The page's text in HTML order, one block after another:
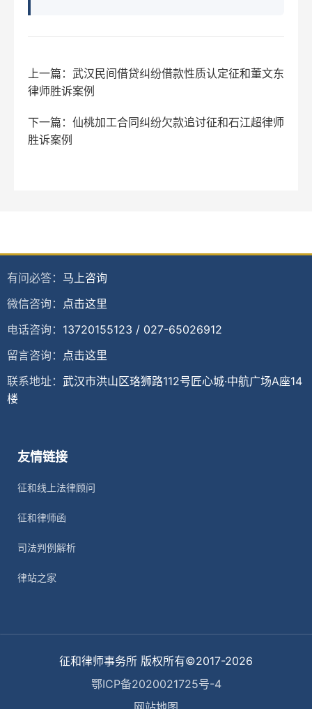
上一篇：武汉民间借贷纠纷借款性质认定征和董文东
律师胜诉案例
下一篇：仙桃加工合同纠纷欠款追讨征和石江超律师
胜诉案例
有问必答： 马上咨询
微信咨询： 点击这里
电话咨询： 13720155123 / 027-65026912
留言咨询： 点击这里
联系地址： 武汉市洪山区珞狮路112号匠心城·中航广场A座14
楼
友情链接
征和线上法律顾问
征和律师函
司法判例解析
律站之家
征和律师事务所 版权所有©2017-2026
鄂ICP备2020021725号-4